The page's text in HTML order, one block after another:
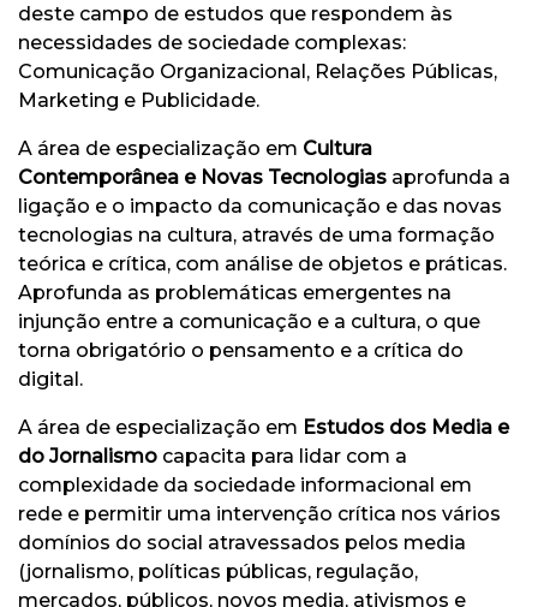
deste campo de estudos que respondem às
necessidades de sociedade complexas:
Comunicação Organizacional, Relações Públicas,
Marketing e Publicidade.
A área de especialização em Cultura
Contemporânea e Novas Tecnologias aprofunda a
ligação e o impacto da comunicação e das novas
tecnologias na cultura, através de uma formação
teórica e crítica, com análise de objetos e práticas.
Aprofunda as problemáticas emergentes na
injunção entre a comunicação e a cultura, o que
torna obrigatório o pensamento e a crítica do
digital.
A área de especialização em Estudos dos Media e
do Jornalismo capacita para lidar com a
complexidade da sociedade informacional em
rede e permitir uma intervenção crítica nos vários
domínios do social atravessados pelos media
(jornalismo, políticas públicas, regulação,
mercados, públicos, novos media, ativismos e